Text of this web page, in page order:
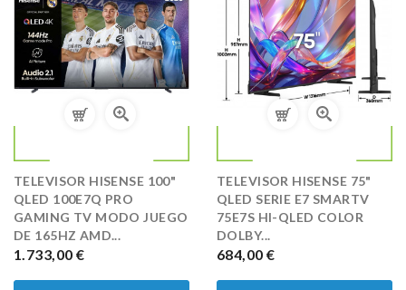
TELEVISOR HISENSE 100"
QLED 100E7Q PRO
GAMING TV MODO JUEGO
DE 165HZ AMD...
PRECIO
1.733,00 €
TELEVISOR HISENSE 75"
QLED SERIE E7 SMARTV
75E7S HI-QLED COLOR
DOLBY...
PRECIO
684,00 €